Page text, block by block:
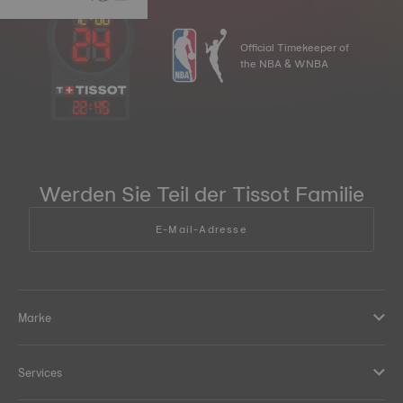
22:45
Official Timekeeper of
the NBA & WNBA
Werden Sie Teil der Tissot Familie
E-Mail-Adresse
Marke
Services